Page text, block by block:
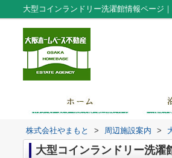
大型コインランドリー洗濯館情報ページ
株式会社やまもと > 周辺施設案内 >
大型コインランドリー洗濯